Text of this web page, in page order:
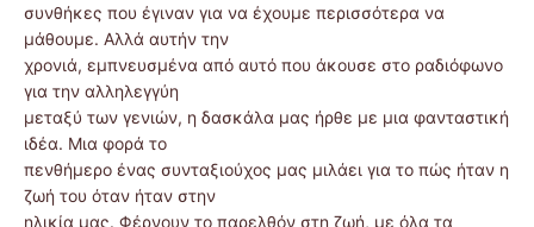
συνθήκες που έγιναν για να έχουμε περισσότερα να
μάθουμε. Αλλά αυτήν την
χρονιά, εμπνευσμένα από αυτό που άκουσε στο ραδιόφωνο
για την αλληλεγγύη
μεταξύ των γενιών, η δασκάλα μας ήρθε με μια φανταστική
ιδέα. Μια φορά το
πενθήμερο ένας συνταξιούχος μας μιλάει για το πώς ήταν η
ζωή του όταν ήταν στην
ηλικία μας. Φέρνουν το παρελθόν στη ζωή, με όλα τα